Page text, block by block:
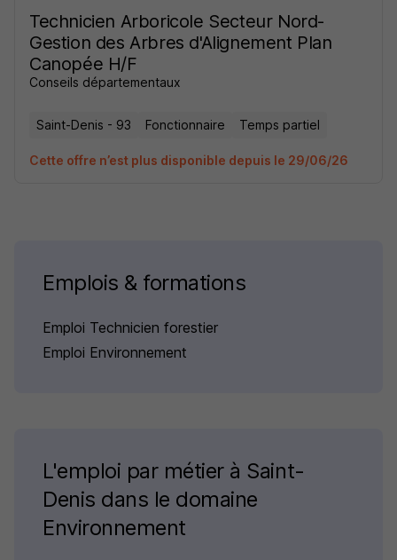
Technicien Arboricole Secteur Nord-
Gestion des Arbres d'Alignement Plan
Canopée H/F
Conseils départementaux
Saint-Denis - 93 Fonctionnaire Temps partiel
Cette offre n’est plus disponible depuis le 29/06/26
Emplois & formations
Emploi Technicien forestier
Emploi Environnement
L'emploi par métier à Saint-
Denis dans le domaine
Environnement